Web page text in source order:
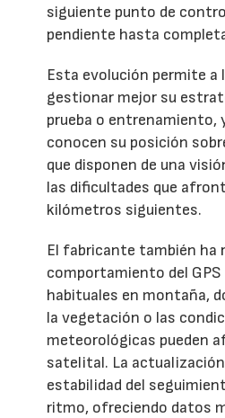
siguiente punto de
pendiente hasta
Esta evolución permite a
gestionar mejor su
prueba o entrenamiento,
conocen su posición
que disponen de una
las dificultades que
kilómetros siguientes.
El fabricante también ha
comportamiento del
habituales en montaña,
la vegetación o las
meteorológicas pueden
satelital. La
estabilidad del
ritmo, ofreciendo datos